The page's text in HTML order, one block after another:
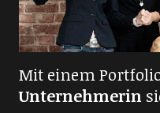
Mit einem
Unternehmerin